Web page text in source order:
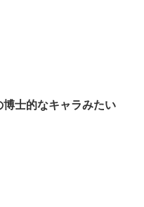
士的なキャラみたい